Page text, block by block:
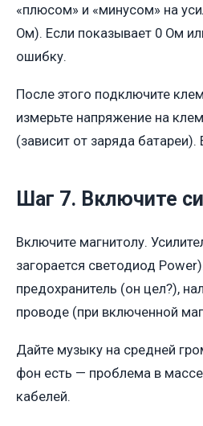
«плюсом» и «минусом» на
Ом). Если показывает 0 Ом
ошибку.
После этого подключите
измерьте напряжение на
(зависит от заряда
Шаг 7. Включите
Включите магнитолу.
загорается светодиод
предохранитель (он цел?),
проводе (при включенной
Дайте музыку на средней
фон есть — проблема в
кабелей.